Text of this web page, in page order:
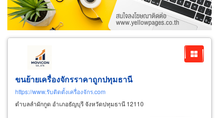
ขนย้ายเครื่องจักรราคาถูกปทุมธานี
https://www.รับติดตั้งเครื่องจักร.com
ตำบลลำผักกูด อำเภอธัญบุรี จังหวัดปทุมธานี 12110